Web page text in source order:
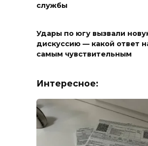
службы
Удары по югу вызвали
дискуссию — какой ответ
самым чувствительным
Интересное: